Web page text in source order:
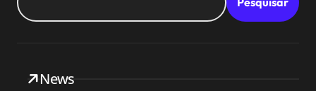
News